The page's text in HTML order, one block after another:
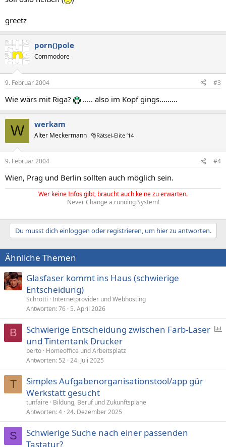
greetz
porn()pole
Commodore
9. Februar 2004 #3
Wie wärs mit Riga? ..... also im Kopf gings.........
W werkam
Alter Meckermann 🎅Rätsel-Elite ’14
9. Februar 2004 #4
Wien, Prag und Berlin sollten auch möglich sein.
Wer keine Infos gibt, braucht auch keine zu erwarten.
Never Change a running System!
Du musst dich einloggen oder registrieren, um hier zu antworten.
Ähnliche Themen
Glasfaser kommt ins Haus (schwierige
Entscheidung)
Schrotti Internetprovider und Webhosting
Antworten 76 5. April 2026
B
a
Schwierige Entscheidung zwischen Farb-Laser
und Tintentank Drucker
berto Homeoffice und Arbeitsplatz
Antworten 52 24. Juli 2025
T
Simples Aufgabenorganisationstool/app gür
Werkstatt gesucht
tunfaire
Bildung, Beruf und Zukunftspläne
Antworten 4 24. Dezember 2025
S
Schwierige Suche nach einer passenden
Tastatur?